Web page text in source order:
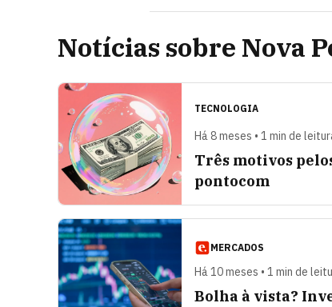
Notícias sobre Nova
TECNOLOGIA
Há 8 meses • 1 min de
Três motivos
pontocom
MERCADOS
Há 10 meses • 1 min de
Bolha à vista?